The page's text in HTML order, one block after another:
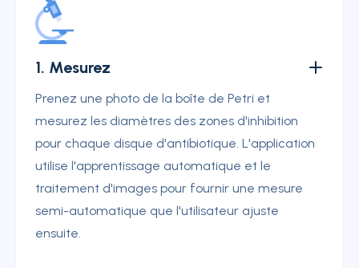
1. Mesurez
Prenez une photo de la boîte de Petri et
mesurez les diamètres des zones d'inhibition
pour chaque disque d'antibiotique. L'application
utilise l'apprentissage automatique et le
traitement d'images pour fournir une mesure
semi-automatique que l'utilisateur ajuste
ensuite.